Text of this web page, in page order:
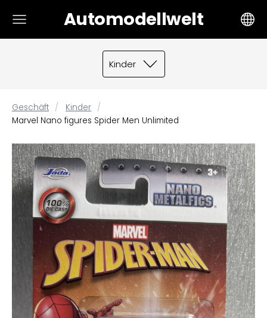
Automodellwelt
Kinder
Geschäft
Kinder
Marvel Nano figures Spider Men Unlimited